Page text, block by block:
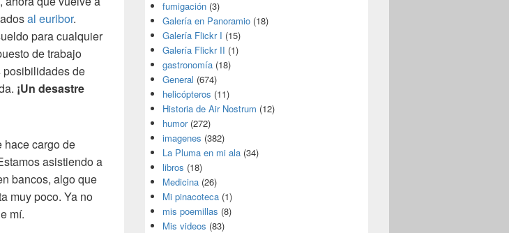
al euribor.
para cualquier
de trabajo
posibilidades de
¡Un desastre
hace cargo de
asistiendo a
bancos, algo que
muy poco. Ya no
mí.
fumigación (3)
Galería en Panoramio (18)
Galería Flickr I (15)
Galería Flickr II (1)
gastronomía (18)
General (674)
helicópteros (11)
Historia de Air Nostrum (12)
humor(272)
imagenes (382)
La Pluma en mi ala (34)
libros (18)
Medicina (26)
Mi pinacoteca (1)
mis poemillas (8)
Mis videos (83)